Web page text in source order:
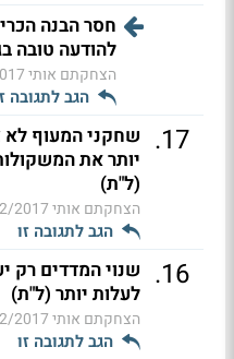
חסר הבנה
להודעה טובה
הצחקתם אותי
הגב לתגובה
17
. שחקני המעוף לא
יותר את
(ל"ת)
הצחקתם אותי14:01
הגב לתגובה זו
16
.
שנוי המדדים רק
לעלות יותר (ל"ת)
הצחקתם אותי14:00
הגב לתגובה זו